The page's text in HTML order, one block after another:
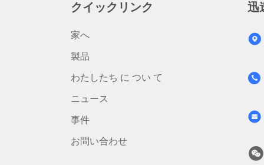
クイックリンク
家へ
製品
わたしたち に つい て
ニュース
事件
お問い合わせ
迅